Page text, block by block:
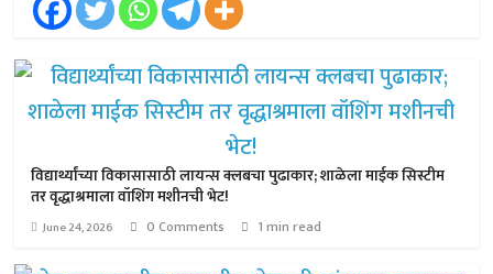
विद्यार्थ्यांच्या विकासासाठी लायन्स क्लबचा पुढाकार; शाळेला माईक सिस्टीम
तर वृद्धाश्रमाला वॉशिंग मशीनची भेट!
June 24, 2026 0 Comments 1 min read